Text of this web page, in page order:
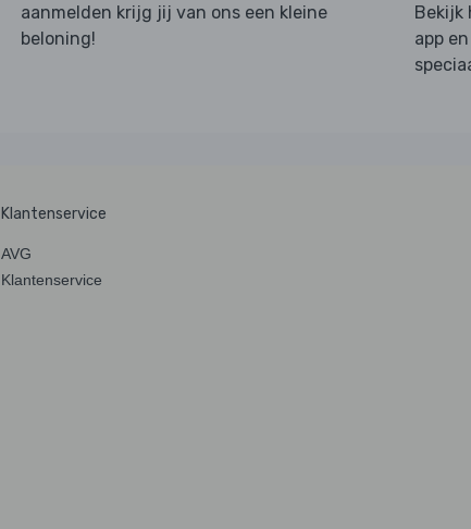
aanmelden krijg jij van ons een kleine
beloning!
Bekijk
app
Klantenservice
AVG
Klantenservice